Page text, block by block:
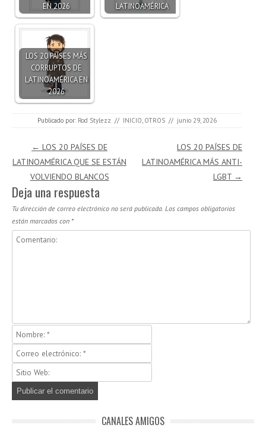
EN 2026
LATINOAMÉRICA
LOS 20 PAÍSES MÁS
CORRUPTOS DE
LATINOAMÉRICA EN
2026
Publicado por: Rod Stylezz // INICIO OTROS // junio 29, 2026
Navegación de entradas
← LOS 20 PAÍSES DE
LATINOAMÉRICA QUE SE ESTÁN
VOLVIENDO BLANCOS
LOS 20 PAÍSES DE
LATINOAMÉRICA MÁS ANTI-
LGBT →
Deja una respuesta
Tu dirección de correo electrónico no será publicada. Los campos obligatorios
están marcados con *
CANALES AMIGOS